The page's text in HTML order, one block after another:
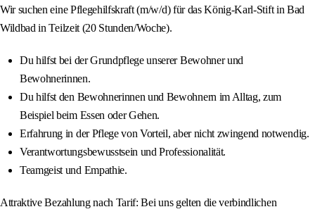
Wir suchen eine Pflegehilfskraft (m/w/d) für das König-Karl-Stift in Bad
Wildbad in Teilzeit (20 Stunden/Woche).
Du hilfst bei der Grundpflege unserer Bewohner und
Bewohnerinnen.
Du hilfst den Bewohnerinnen und Bewohnern im Alltag, zum
Beispiel beim Essen oder Gehen.
Erfahrung in der Pflege von Vorteil, aber nicht zwingend notwendig.
Verantwortungsbewusstsein und Professionalität.
Teamgeist und Empathie.
Attraktive Bezahlung nach Tarif: Bei uns gelten die verbindlichen